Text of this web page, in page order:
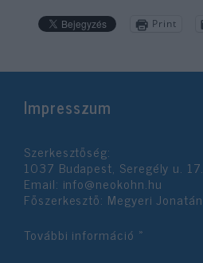
Print
Impresszum
Szerkesztőség:
1037 Budapest, Seregély u. 17.
Email: info@neokohn.hu
Főszerkesztő: Megyeri Jonatán
További információ »